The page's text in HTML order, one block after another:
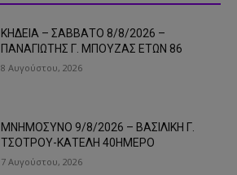
ΚΗΔΕΙΑ – ΣΑΒΒΑΤΟ 8/8/2026 –
ΠΑΝΑΓΙΩΤΗΣ Γ. ΜΠΟΥΖΑΣ ΕΤΩΝ 86
8 Αυγούστου, 2026
ΜΝΗΜΟΣΥΝΟ 9/8/2026 – ΒΑΣΙΛΙΚΗ Γ.
ΤΣΟΤΡΟΥ-ΚΑΤΕΛΗ 40ΗΜΕΡΟ
7 Αυγούστου, 2026